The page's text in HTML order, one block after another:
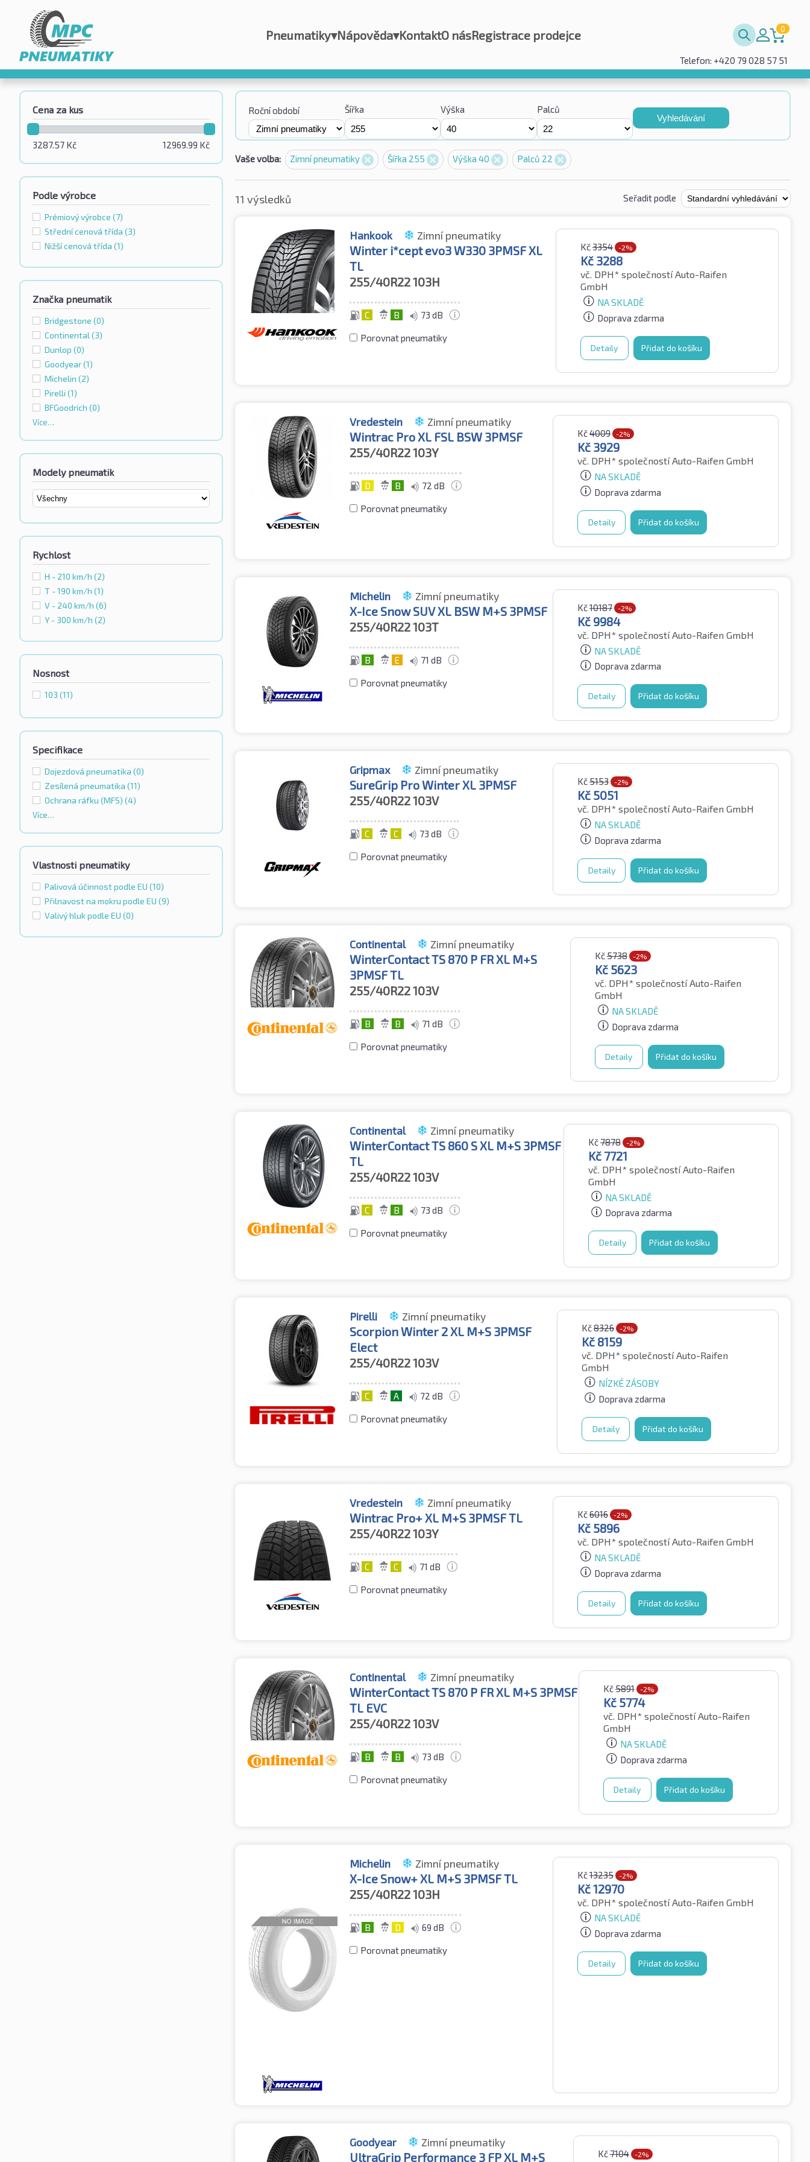
Pneumatiky▾Nápověda▾KontaktO násRegistrace prodejce 0
Telefon: +420 79 028 57 51
Cena za kus
12969.99 Kč
3287.57 Kč
Podle výrobce
Prémiový výrobce (7)
Střední cenová třída (3)
Nižší cenová třída (1)
Značka pneumatik
Bridgestone (0)
Continental (3)
Dunlop (0)
Goodyear(1)
Michelin (2)
Pirelli (1)
BFGoodrich (0)
Více…
Modely pneumatik
Rychlost
H - 210 km/h (2)
T - 190 km/h (1)
V - 240 km/h (6)
Y - 300 km/h (2)
Nosnost
103 (11)
Specifikace
Dojezdová pneumatika (0)
Zesílená pneumatika (11)
Ochrana ráfku (MFS) (4)
Více…
Vlastnosti pneumatiky
Palivová účinnost podle EU (10)
Přilnavost na mokru podle EU (9)
Valivý hluk podle EU (0)
Roční období Šířka Výška Palců
Vyhledávání
Vaše volba: Zimní pneumatiky Šířka 255 Výška 40 Palců 22
11 výsledků Seřadit podle
Hankook Zimní pneumatiky
Winter i*cept evo3 W330 3PMSF XL
TL
255/40R22103H
C B 73 dB
Porovnat pneumatiky
Kč3354 -2%
Kč 3288
vč. DPH* společností Auto-Raifen
GmbH
NA SKLADĚ
Doprava zdarma
Detaily Přidat do košíku
Vredestein Zimní pneumatiky
Wintrac Pro XL FSL BSW 3PMSF
255/40R22103Y
D B 72 dB
Porovnat pneumatiky
Kč4009 -2%
Kč 3929
vč. DPH* společností Auto-Raifen GmbH
NA SKLADĚ
Doprava zdarma
Detaily Přidat do košíku
Michelin Zimní pneumatiky
X-Ice Snow SUV XL BSW M+S 3PMSF
255/40R22103T
B E 71 dB
Porovnat pneumatiky
Kč10187 -2%
Kč 9984
vč. DPH* společností Auto-Raifen GmbH
NA SKLADĚ
Doprava zdarma
Detaily Přidat do košíku
Gripmax Zimní pneumatiky
SureGrip Pro Winter XL 3PMSF
255/40R22103V
C C 73 dB
Porovnat pneumatiky
Kč5153 -2%
Kč 5051
vč. DPH* společností Auto-Raifen GmbH
NA SKLADĚ
Doprava zdarma
Detaily Přidat do košíku
Continental Zimní pneumatiky
WinterContact TS 870 P FR XL M+S
3PMSF TL
255/40R22103V
B B 71 dB
Porovnat pneumatiky
Kč5738 -2%
Kč 5623
vč. DPH* společností Auto-Raifen
GmbH
NA SKLADĚ
Doprava zdarma
Detaily Přidat do košíku
Continental Zimní pneumatiky
WinterContact TS 860 S XL M+S 3PMSF
TL
255/40R22103V
C B 73 dB
Porovnat pneumatiky
Kč7878 -2%
Kč 7721
vč. DPH*společností Auto-Raifen
GmbH
NA SKLADĚ
Doprava zdarma
Detaily Přidat do košíku
Pirelli Zimní pneumatiky
Scorpion Winter 2 XL M+S 3PMSF
Elect
255/40R22103V
C A 72 dB
Porovnat pneumatiky
Kč8326 -2%
Kč 8159
vč. DPH* společností Auto-Raifen
GmbH
NÍZKÉ ZÁSOBY
Doprava zdarma
Detaily Přidat do košíku
Vredestein Zimní pneumatiky
Wintrac Pro+ XL M+S 3PMSF TL
255/40R22103Y
C C 71 dB
Porovnat pneumatiky
Kč6016 -2%
Kč 5896
vč. DPH* společností Auto-Raifen GmbH
NA SKLADĚ
Doprava zdarma
Detaily Přidat do košíku
Continental Zimní pneumatiky
WinterContact TS 870 P FR XL M+S 3PMSF
TL EVC
255/40R22103V
B B 73 dB
Porovnat pneumatiky
Kč5891 -2%
Kč 5774
vč. DPH* společností Auto-Raifen
GmbH
NA SKLADĚ
Doprava zdarma
Detaily Přidat do košíku
Michelin Zimní pneumatiky
X-Ice Snow+ XL M+S 3PMSF TL
255/40R22103H
B D 69 dB
Porovnat pneumatiky
Kč13235 -2%
Kč12970
vč. DPH* společností Auto-Raifen GmbH
NA SKLADĚ
Doprava zdarma
Detaily Přidat do košíku
Goodyear Zimní pneumatiky
UltraGrip Performance 3 FP XL M+S Kč7104 -2%